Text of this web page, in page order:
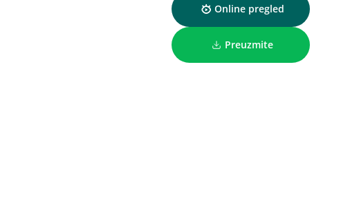
Online pregled
Preuzmite